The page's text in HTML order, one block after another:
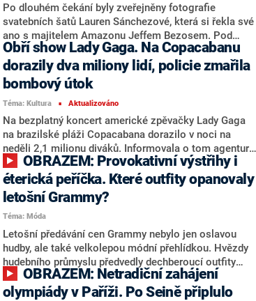
Po dlouhém čekání byly zveřejněny fotografie
svatebních šatů Lauren Sánchezové, která si řekla své
ano s majitelem Amazonu Jeffem Bezosem. Pod
luxusními šaty je podepsán módní dům Dolce &
Gabbana. První snímky zveřejnil časopis Vogue, pro
nějž nevěsta prozradila, že na finální podobě
pracovala s návrhářem rok a půl. Na „svatbu století“
dorazilo mnoho hvězdných hostů.
Obří show Lady Gaga. Na Copacabanu
dorazily dva miliony lidí, policie zmařila
bombový útok
Téma: Kultura ■ Aktualizováno
Na bezplatný koncert americké zpěvačky Lady Gaga
na brazilské pláži Copacabana dorazilo v noci na
neděli 2,1 milionu diváků. Informovala o tom agentura
AP s odvoláním na organizátory. Největší koncert v
kariéře 39leté interpretky o půl milionu účastníků
překonal bezplatný koncert Madonny, který se na
stejném místě konal téměř přesně před rokem. Lady
Gaga se tak postarala o hudební vystoupení s
historicky pátou nejvyšší účastí. Brazilská policie v
neděli oznámila, že překazila plánovaný bombový útok
na tuto akci.
éterická peříčka. Které outfity opanovaly
letošní Grammy?
Téma: Móda
Letošní předávání cen Grammy nebylo jen oslavou
hudby, ale také velkolepou módní přehlídkou. Hvězdy
hudebního průmyslu předvedly dechberoucí outfity
plné elegance, extravagance i odvážných experimentů.
Kdo letos nejvíce zazářil na červeném koberci?
olympiády v Paříži. Po Seině připlulo